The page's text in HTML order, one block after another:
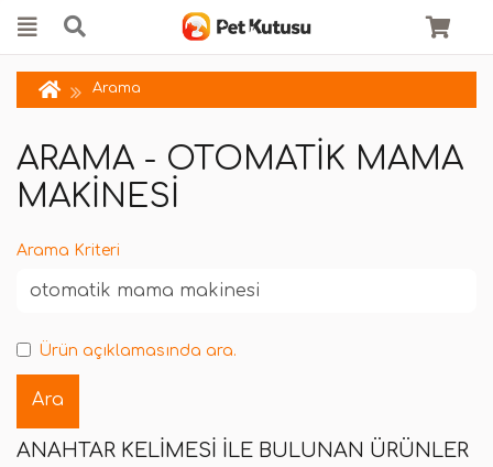
Arama
ARAMA - OTOMATIK MAMA
MAKINESI
Arama Kriteri
Ürün açıklamasında ara.
ANAHTAR KELIMESI ILE BULUNAN ÜRÜNLER